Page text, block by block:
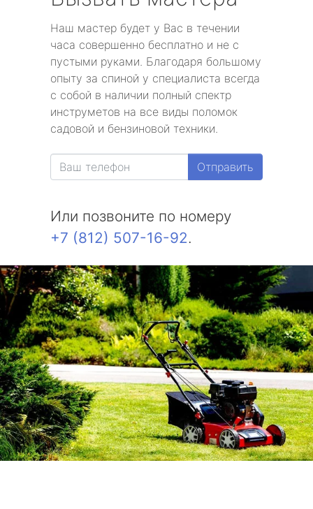
Наш мастер будет у Вас в течении
часа совершенно бесплатно и не с
пустыми руками. Благодаря большому
опыту за спиной у специалиста всегда
с собой в наличии полный спектр
инструметов на все виды поломок
садовой и бензиновой техники.
Отправить
Или позвоните по номеру
+7 (812) 507-16-92.